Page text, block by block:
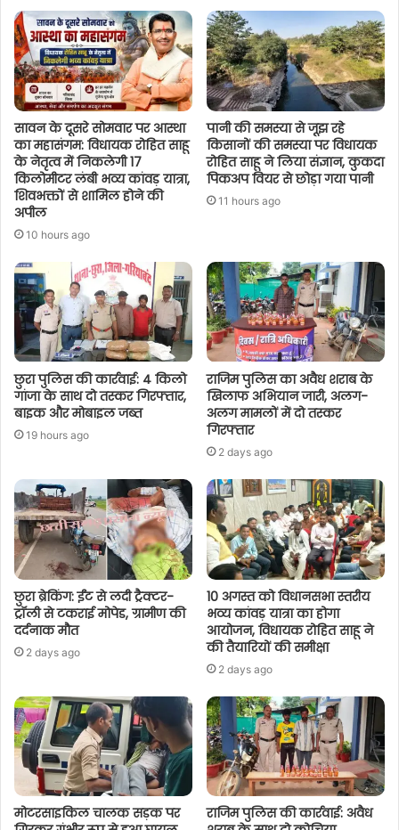
सावन के दूसरे सोमवार पर आस्था
का महासंगम: विधायक रोहित साहू
के नेतृत्व में निकलेगी 17
किलोमीटर लंबी भव्य कांवड़ यात्रा,
शिवभक्तों से शामिल होने की
अपील
10 hours ago
पानी की समस्या से जूझ रहे
किसानों की समस्या पर विधायक
रोहित साहू ने लिया संज्ञान, कुकदा
पिकअप वियर से छोड़ा गया पानी
11 hours ago
छुरा पुलिस की कार्रवाई: 4 किलो
गांजा के साथ दो तस्कर गिरफ्तार,
बाइक और मोबाइल जब्त
19 hours ago
राजिम पुलिस का अवैध शराब के
खिलाफ अभियान जारी, अलग-
अलग मामलों में दो तस्कर
गिरफ्तार
2 days ago
छुरा ब्रेकिंग: ईंट से लदी ट्रैक्टर-
ट्रॉली से टकराई मोपेड, ग्रामीण की
दर्दनाक मौत
2 days ago
10 अगस्त को विधानसभा स्तरीय
भव्य कांवड़ यात्रा का होगा
आयोजन, विधायक रोहित साहू ने
की तैयारियों की समीक्षा
2 days ago
मोटरसाइकिल चालक सड़क पर
राजिम पुलिस की कार्रवाई: अवैध